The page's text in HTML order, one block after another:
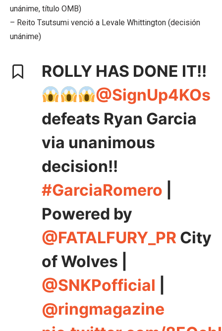
unánime, título OMB)
– Reito Tsutsumi venció a Levale Whittington (decisión
unánime)
ROLLY HAS DONE IT!!
@SignUp4KOs
defeats Ryan Garcia
via unanimous
decision!!
#GarciaRomero
Powered by
@FATALFURY_PR City
of Wolves |
@SNKPofficial
@ringmagazine